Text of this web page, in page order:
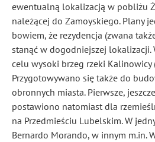
ewentualną lokalizacją w pobliżu
należącej do Zamoyskiego. Plany
bowiem, że rezydencja (zwana
stanąć w dogodniejszej lokalizacji.
celu wysoki brzeg rzeki Kalinowicy
Przygotowywano się także do
obronnych miasta. Pierwsze,
postawiono natomiast dla
na Przedmieściu Lubelskim. W
Bernardo Morando, w innym m.in.